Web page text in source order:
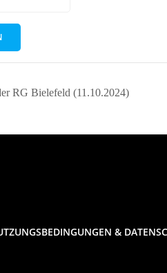
RG Bielefeld (11.10.2024)
&